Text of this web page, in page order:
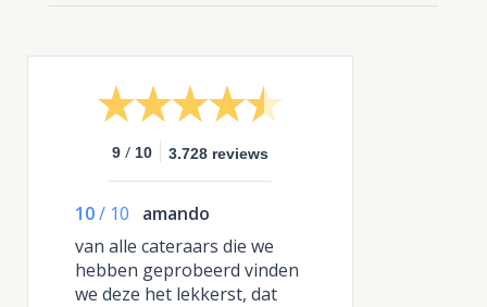
9 / 10 3.728 reviews
10/ 10
amando
van alle cateraars die we
hebben geprobeerd vinden
we deze het lekkerst, dat